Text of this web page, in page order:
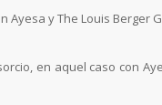
Ayesa y The Louis
en aquel caso con